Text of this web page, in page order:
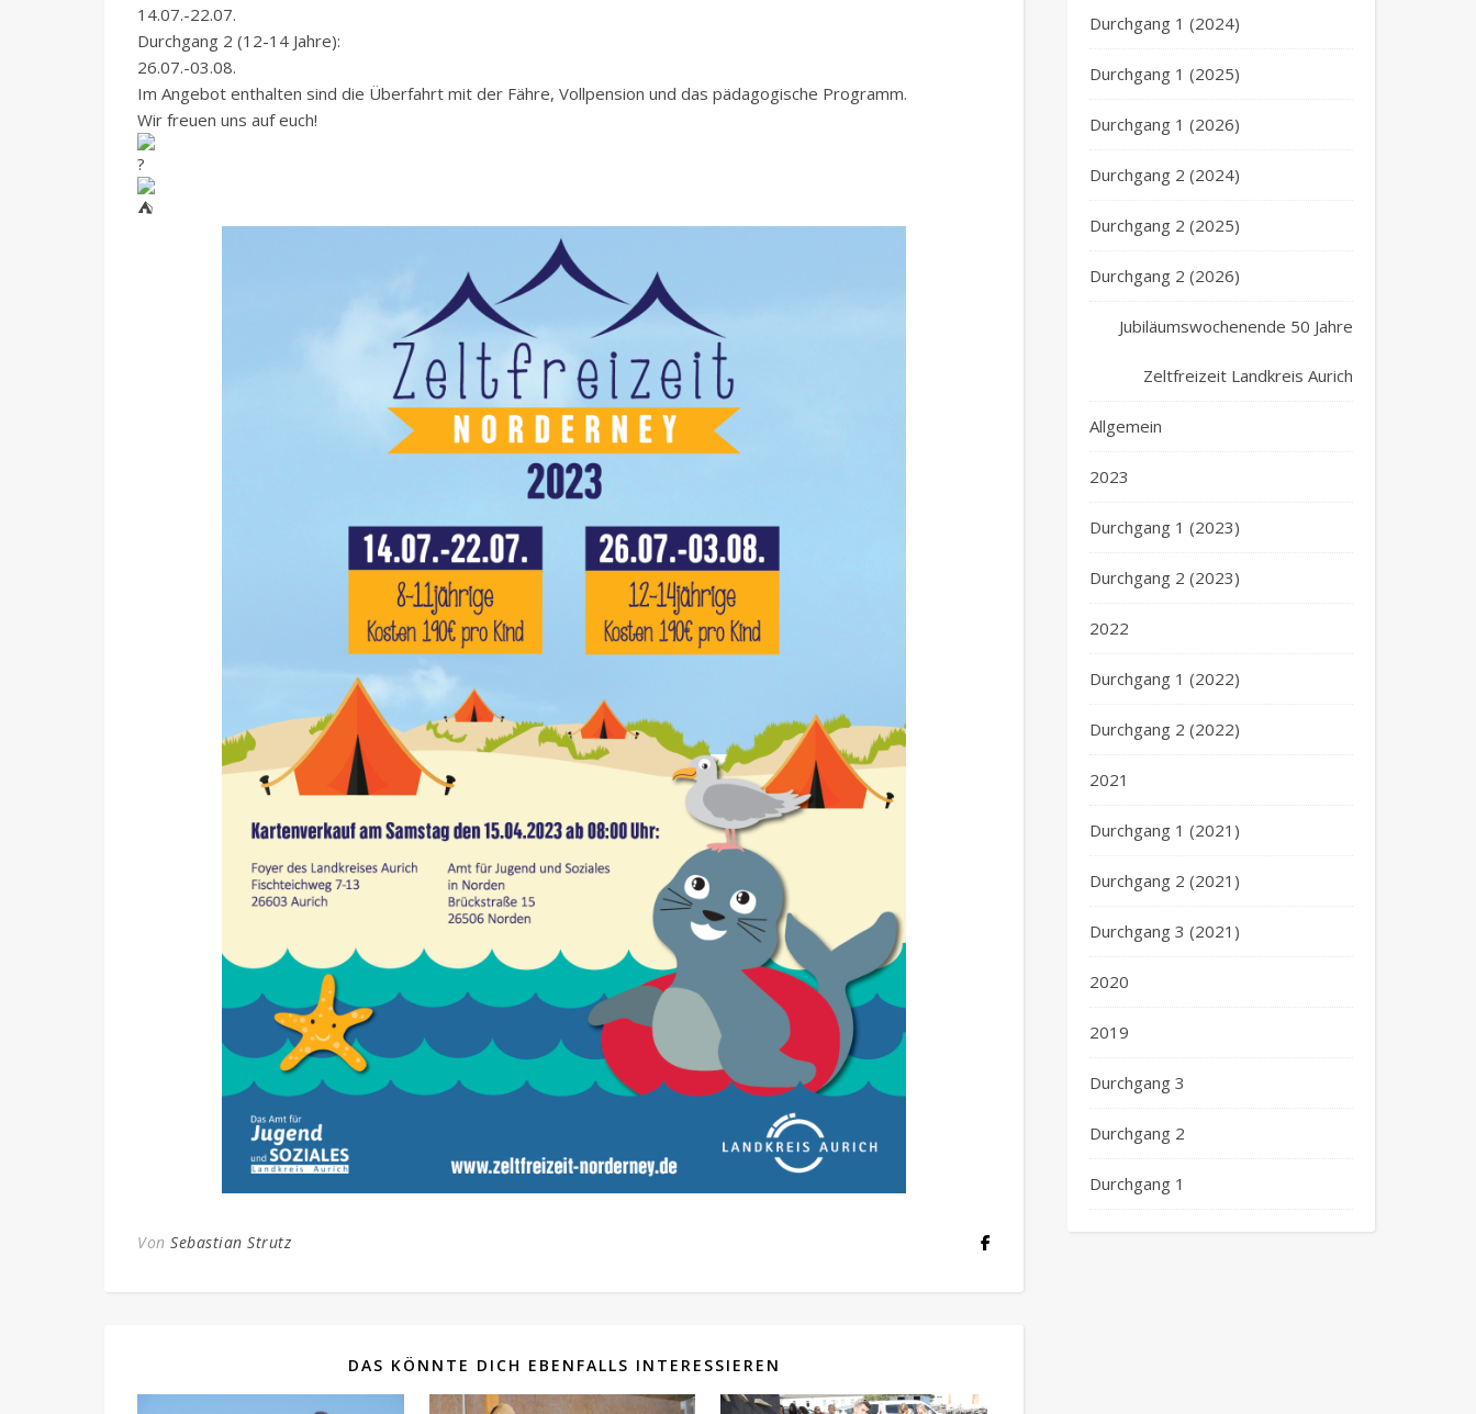
14.07.-22.07.
Durchgang 2 (12-14 Jahre):
26.07.-03.08.
Im Angebot enthalten sind die Überfahrt mit der Fähre, Vollpension und das pädagogische Programm.
Wir freuen uns auf euch!
Von Sebastian Strutz
DAS KÖNNTE DICH EBENFALLS INTERESSIEREN
Durchgang 1 (2024)
Durchgang 1 (2025)
Durchgang 1 (2026)
Durchgang 2 (2024)
Durchgang 2 (2025)
Durchgang 2 (2026)
Jubiläumswochenende 50 Jahre
Zeltfreizeit Landkreis Aurich
Allgemein
2023
Durchgang 1 (2023)
Durchgang 2 (2023)
2022
Durchgang 1 (2022)
Durchgang 2 (2022)
2021
Durchgang 1 (2021)
Durchgang 2 (2021)
Durchgang 3 (2021)
2020
2019
Durchgang 3
Durchgang 2
Durchgang 1